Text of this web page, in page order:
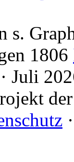
1806
· Juli
der
·